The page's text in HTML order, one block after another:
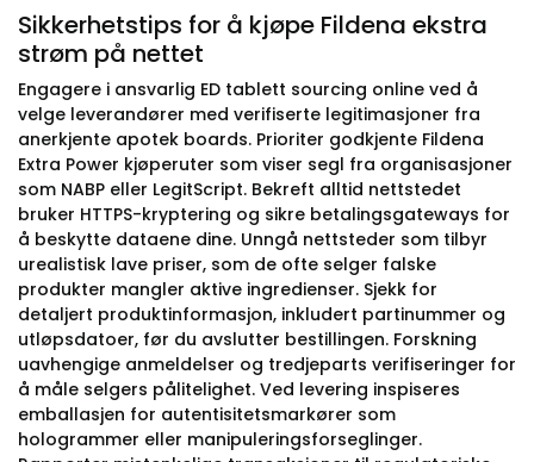
Sikkerhetstips for å kjøpe Fildena ekstra
strøm på nettet
Engagere i ansvarlig ED tablett sourcing online ved å
velge leverandører med verifiserte legitimasjoner fra
anerkjente apotek boards. Prioriter godkjente Fildena
Extra Power kjøperuter som viser segl fra organisasjoner
som NABP eller LegitScript. Bekreft alltid nettstedet
bruker HTTPS-kryptering og sikre betalingsgateways for
å beskytte dataene dine. Unngå nettsteder som tilbyr
urealistisk lave priser, som de ofte selger falske
produkter mangler aktive ingredienser. Sjekk for
detaljert produktinformasjon, inkludert partinummer og
utløpsdatoer, før du avslutter bestillingen. Forskning
uavhengige anmeldelser og tredjeparts verifiseringer for
å måle selgers pålitelighet. Ved levering inspiseres
emballasjen for autentisitetsmarkører som
hologrammer eller manipuleringsforseglinger.